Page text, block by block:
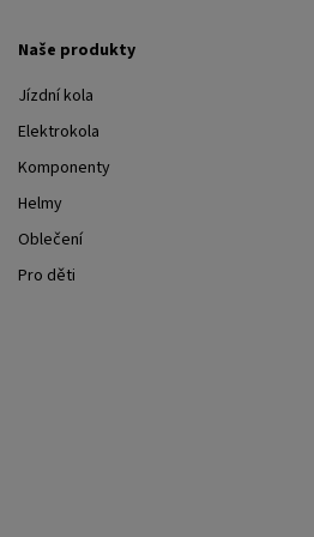
Naše produkty
Jízdní kola
Elektrokola
Komponenty
Helmy
Oblečení
Pro děti